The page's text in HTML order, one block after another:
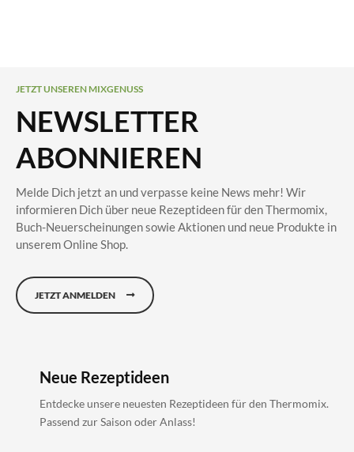
JETZT UNSEREN MIXGENUSS
NEWSLETTER
ABONNIEREN
Melde Dich jetzt an und verpasse keine News mehr! Wir
informieren Dich über neue Rezeptideen für den Thermomix,
Buch-Neuerscheinungen sowie Aktionen und neue Produkte in
unserem Online Shop.
JETZT ANMELDEN
Neue Rezeptideen
Entdecke unsere neuesten Rezeptideen für den Thermomix.
Passend zur Saison oder Anlass!